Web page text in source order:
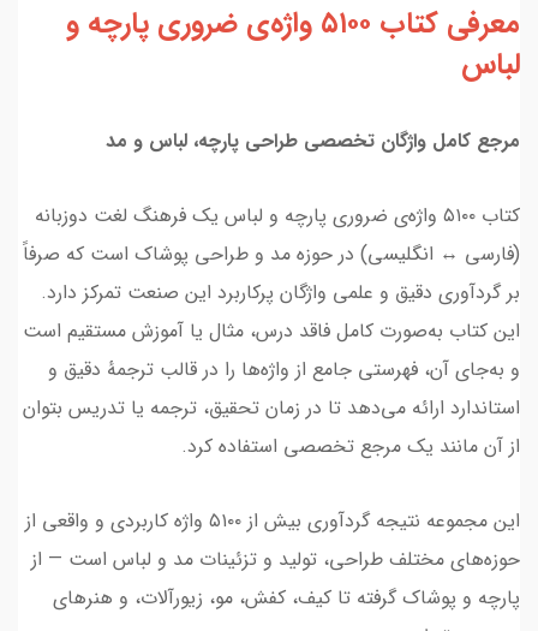
معرفی کتاب ۵۱۰۰ واژه‌ی ضروری پارچه و
لباس
مرجع کامل واژگان تخصصی طراحی پارچه، لباس و مد
کتاب ۵۱۰۰ واژه‌ی ضروری پارچه و لباس یک فرهنگ لغت دوزبانه
(فارسی ↔ انگلیسی) در حوزه مد و طراحی پوشاک است که صرفاً
بر گردآوری دقیق و علمی واژگان پرکاربرد این صنعت تمرکز دارد.
این کتاب به‌صورت کامل فاقد درس، مثال یا آموزش مستقیم است
و به‌جای آن، فهرستی جامع از واژه‌ها را در قالب ترجمهٔ دقیق و
استاندارد ارائه می‌دهد تا در زمان تحقیق، ترجمه یا تدریس بتوان
از آن مانند یک مرجع تخصصی استفاده کرد.
این مجموعه نتیجه گردآوری بیش از ۵۱۰۰ واژه کاربردی و واقعی از
حوزه‌های مختلف طراحی، تولید و تزئینات مد و لباس است — از
پارچه و پوشاک گرفته تا کیف، کفش، مو، زیورآلات، و هنرهای